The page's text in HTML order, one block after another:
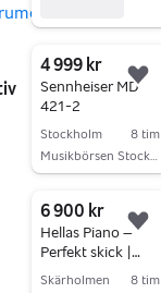
4 999 kr
Sennheiser MD
421-2
Stockholm
8 tim
Musikbörsen Stockholm
6 900 kr
Hellas Piano –
Perfekt skick |
Transport &
Skärholmen
8 tim